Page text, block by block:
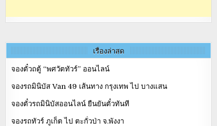
เรื่องล่าสุด
จองตั๋วถตู้ “พศวัตทัวร์” ออนไลน์
จองรถมินิบัส Van 49 เส้นทาง กรุงเทพ ไป บางแสน
จองตั๋วรถมินิบัสออนไลน์ ยืนยันตั๋วทันที
จองรถทัวร์ ภูเก็ต ไป ตะกั่วป่า จ.พังงา